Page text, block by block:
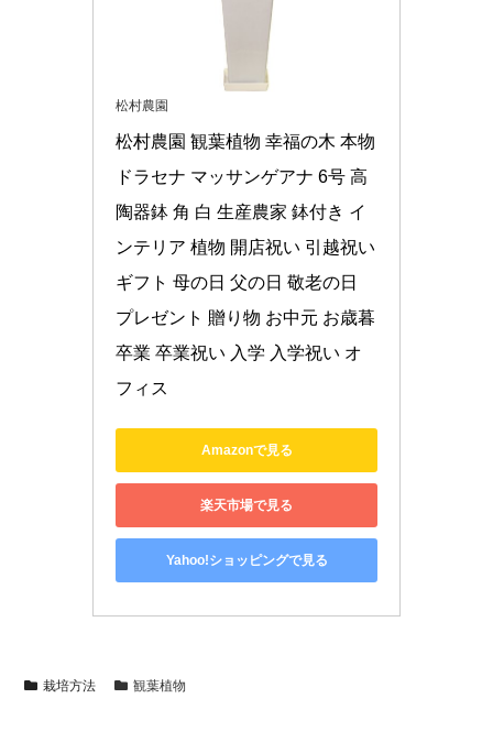
松村農園
松村農園 観葉植物 幸福の木 本物
ドラセナ マッサンゲアナ 6号 高
陶器鉢 角 白 生産農家 鉢付き イ
ンテリア 植物 開店祝い 引越祝い
ギフト 母の日 父の日 敬老の日
プレゼント 贈り物 お中元 お歳暮
卒業 卒業祝い 入学 入学祝い オ
フィス
Amazonで見る
楽天市場で見る
Yahoo!ショッピングで見る
栽培方法 観葉植物